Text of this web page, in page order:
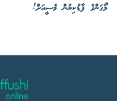
މޯގަންގެ ފާޑުކިޔުން މެސީއަށް!